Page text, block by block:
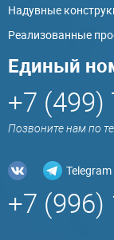
Надувные
Реализованные
Единый
+7 (499)
Позвоните нам по
Telegram
+7 (996)